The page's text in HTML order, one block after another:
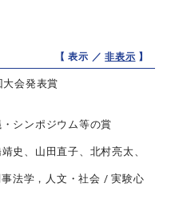
【 表示 ／非表示 】
会発表賞
シンポジウム等の賞
史、山田直子、北村亮太、
法学，人文・社会 / 実験心